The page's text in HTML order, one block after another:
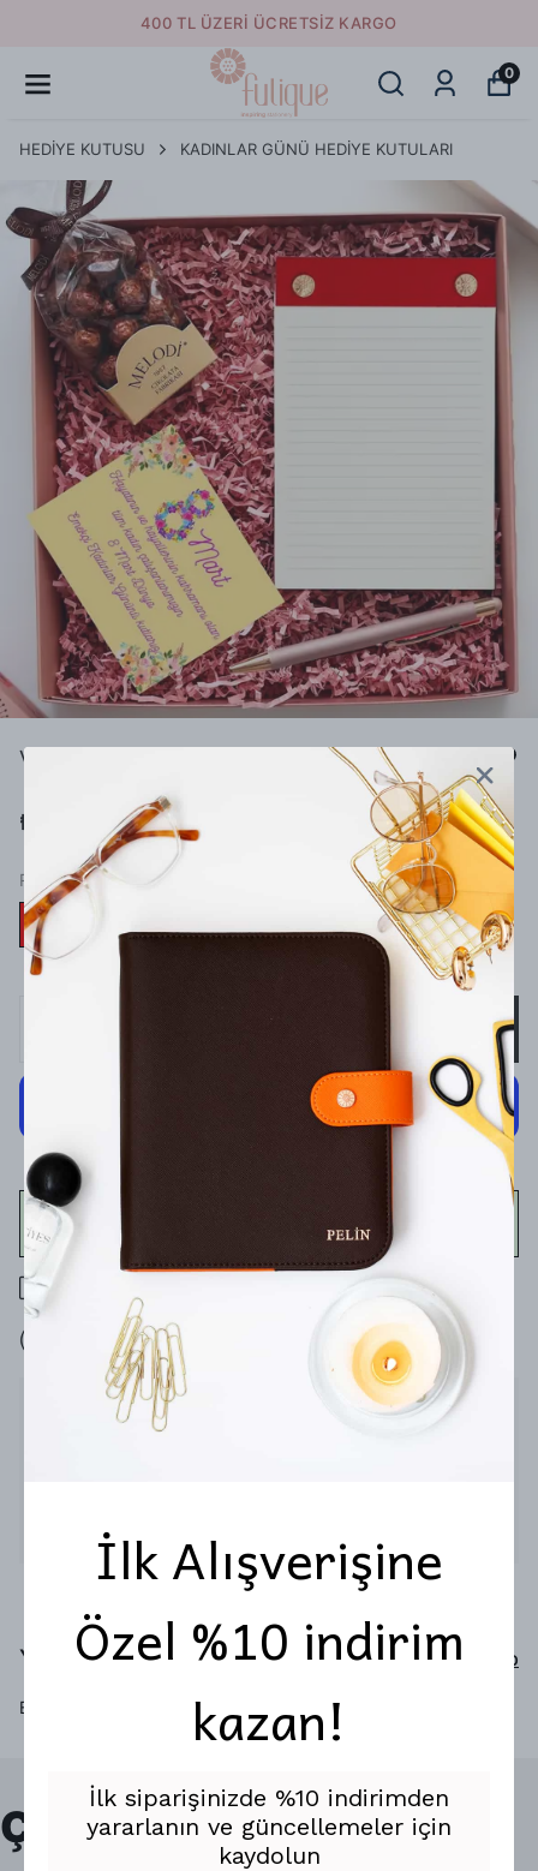
400 TL ÜZERI ÜCRETSIZ KARGO
0
HEDİYE KUTUSU KADINLAR GÜNÜ HEDİYE KUTULARI
Vegan 8 Mart Kadınlar Günü Hediye Seti
₺ 940.00
RENK
WHATSAPP
7 gün içinde iade değişim
Ürün Açıklaması
Fulique hediye kutusunda teslim edilir.
Yorumlar Yorum Yap
Bu ürün için henüz yorum yapılmamış.
Çok Satanlar
İlk Alışverişine
Özel %10 indirim
kazan!
İlk siparişinizde %10 indirimden
yararlanın ve güncellemeler için
kaydolun